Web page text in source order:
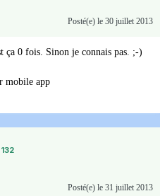
Posté(e) le 30 juillet 2013
ça 0 fois. Sinon je connais pas. ;-)
mobile app
Posté(e) le 31 juillet 2013